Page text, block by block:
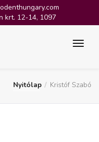
krt. 12-14, 1097
Nyitólap Kristóf Szabó